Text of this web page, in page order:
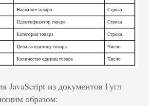
JavaScript из документов Гугл
образом: